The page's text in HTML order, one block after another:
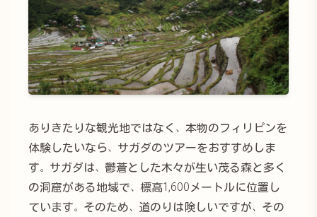
ありきたりな観光地ではなく、本物のフィリピンを
体験したいなら、サガダのツアーをおすすめしま
す。サガダは、鬱蒼とした木々が生い茂る森と多く
の洞窟がある地域で、標高1,600メートルに位置し
ています。そのため、道のりは険しいですが、その